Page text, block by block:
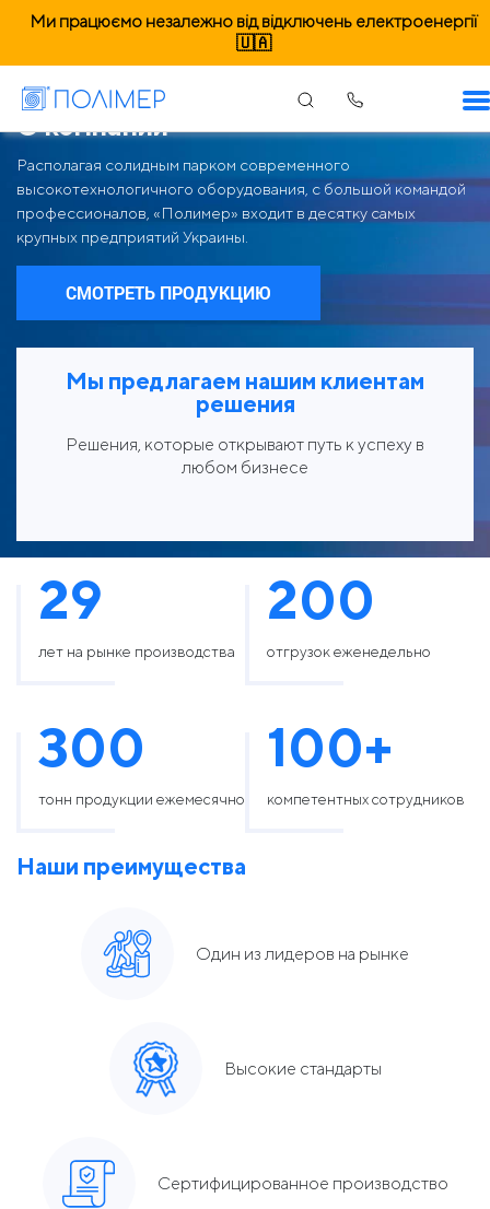
Ми працюємо незалежно від відключень електроенергії
🇺🇦
О компании
Располагая солидным парком современного
высокотехнологичного оборудования, с большой командой
профессионалов, «Полимер» входит в десятку самых
крупных предприятий Украины.
СМОТРЕТЬ ПРОДУКЦИЮ
Мы предлагаем нашим клиентам
решения
Решения, которые открывают путь к успеху в
любом бизнесе
29
лет на рынке производства
200
отгрузок еженедельно
300
тонн продукции ежемесячно
100+
компетентных сотрудников
Наши преимущества
Один из лидеров на рынке
Высокие стандарты
Сертифицированное производство